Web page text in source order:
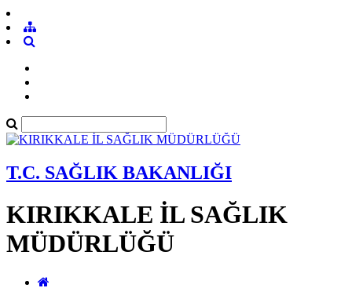
T.C. SAĞLIK BAKANLIĞI
KIRIKKALE İL SAĞLIK
MÜDÜRLÜĞÜ